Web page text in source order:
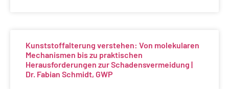
Kunststoffalterung verstehen: Von molekularen
Mechanismen bis zu praktischen
Herausforderungen zur Schadensvermeidung |
Dr. Fabian Schmidt, GWP